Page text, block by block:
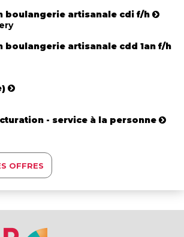
boulangerie artisanale cdi f/h
boulangerie artisanale cdd 1an f/h
- service à la personne
OFFRES